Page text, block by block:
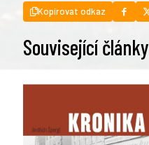
Kopírovat odkaz
Související články